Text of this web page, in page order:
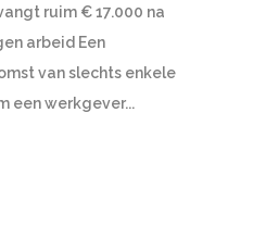
ruim € 17.000 na
arbeid Een
van slechts enkele
een werkgever...